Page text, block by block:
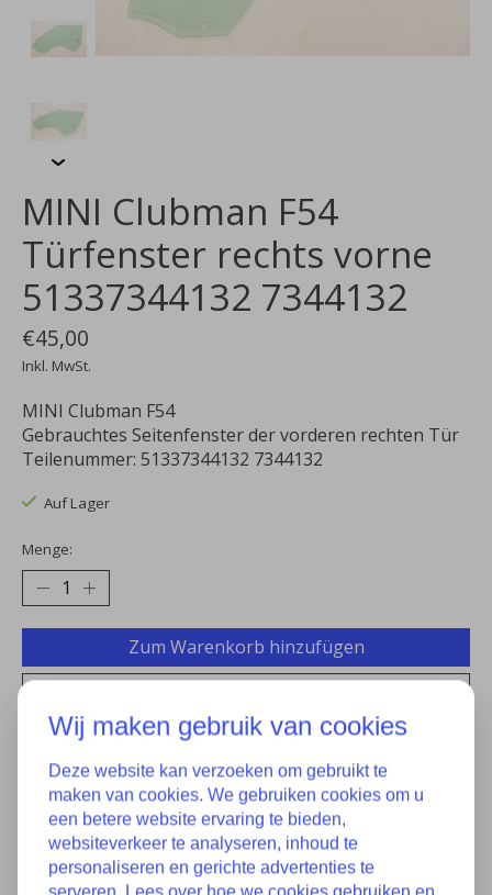
MINI Clubman F54
Türfenster rechts vorne
51337344132 7344132
€45,00
Inkl. MwSt.
MINI Clubman F54
Gebrauchtes Seitenfenster der vorderen rechten Tür
Teilenummer: 51337344132 7344132
Auf Lager
Menge:
Zum Warenkorb hinzufügen
Kaufen
Zum Vergleich hinzufügen
Eigenschaften
Wij maken gebruik van cookies
Deze website kan verzoeken om gebruikt te
maken van cookies. We gebruiken cookies om u
een betere website ervaring te bieden,
websiteverkeer te analyseren, inhoud te
personaliseren en gerichte advertenties te